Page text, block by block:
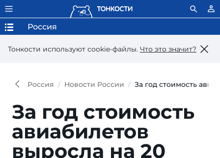
Тонкости используют сookie-файлы. Что это значит?
Россия
Россия Новости России За год стоимость
За год стоимость
авиабилетов
выросла на 20